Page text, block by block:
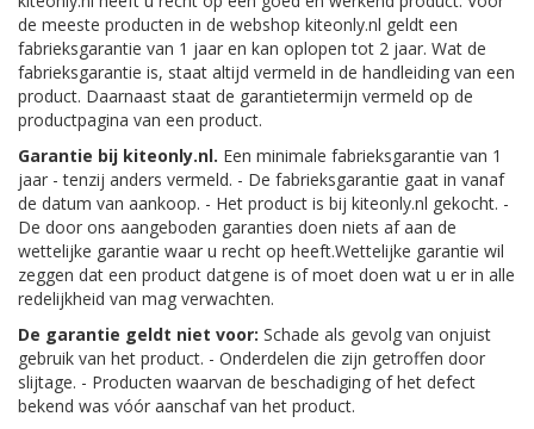
de meeste producten in de webshop kiteonly.nl geldt een
fabrieksgarantie van 1 jaar en kan oplopen tot 2 jaar. Wat de
fabrieksgarantie is, staat altijd vermeld in de handleiding van een
product. Daarnaast staat de garantietermijn vermeld op de
productpagina van een product.
Garantie bij kiteonly.nl. Een minimale fabrieksgarantie van 1
jaar - tenzij anders vermeld. - De fabrieksgarantie gaat in vanaf
de datum van aankoop. - Het product is bij kiteonly.nl gekocht. -
De door ons aangeboden garanties doen niets af aan de
wettelijke garantie waar u recht op heeft.Wettelijke garantie wil
zeggen dat een product datgene is of moet doen wat u er in alle
redelijkheid van mag verwachten.
De garantie geldt niet voor: Schade als gevolg van onjuist
gebruik van het product. - Onderdelen die zijn getroffen door
slijtage. - Producten waarvan de beschadiging of het defect
bekend was vóór aanschaf van het product.